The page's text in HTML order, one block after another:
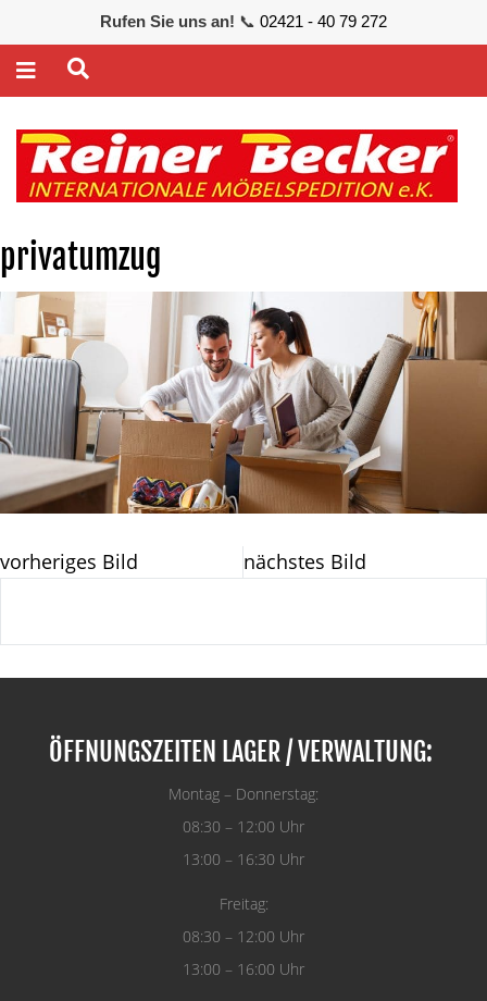
Rufen Sie uns an! 📞 02421 - 40 79 272
privatumzug
vorheriges Bild nächstes Bild
ÖFFNUNGSZEITEN LAGER / VERWALTUNG:
Montag – Donnerstag:
08:30 – 12:00 Uhr
13:00 – 16:30 Uhr
Freitag:
08:30 – 12:00 Uhr
13:00 – 16:00 Uhr